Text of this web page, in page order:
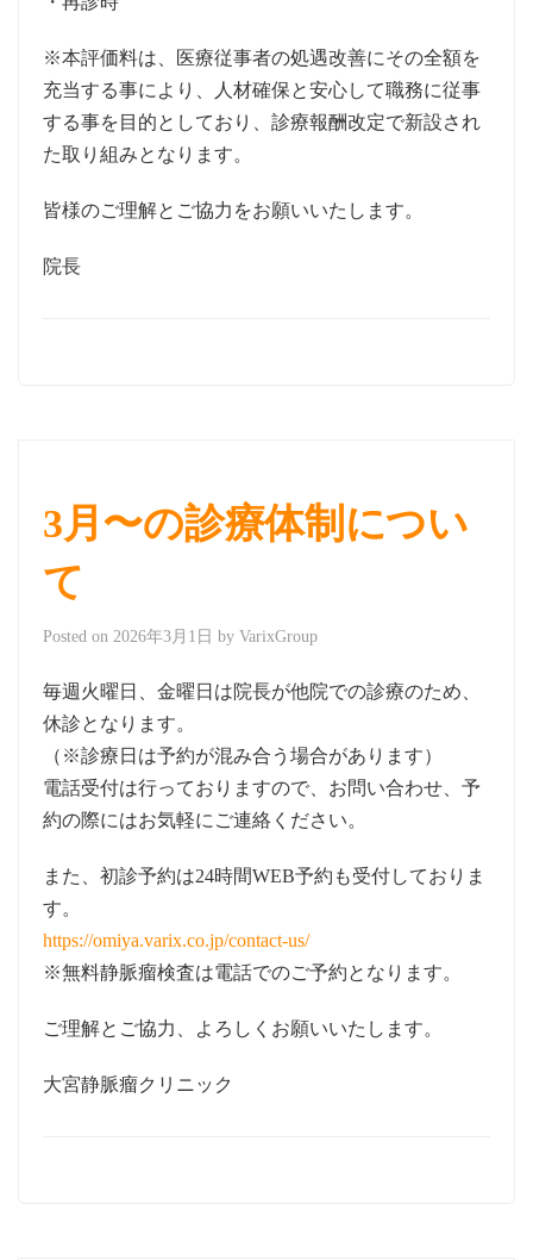
※本評価料は、医療従事者の処遇改善にその全額を
充当する事により、人材確保と安心して職務に従事
する事を目的としており、診療報酬改定で新設され
た取り組みとなります。
皆様のご理解とご協力をお願いいたします。
院長
3月〜の診療体制につい
て
Posted on 2026年3月1日 by VarixGroup
毎週火曜日、金曜日は院長が他院での診療のため、
休診となります。
（※診療日は予約が混み合う場合があります）
電話受付は行っておりますので、お問い合わせ、予
約の際にはお気軽にご連絡ください。
また、初診予約は24時間WEB予約も受付しておりま
す。
https://omiya.varix.co.jp/contact-us/
※無料静脈瘤検査は電話でのご予約となります。
ご理解とご協力、よろしくお願いいたします。
大宮静脈瘤クリニック